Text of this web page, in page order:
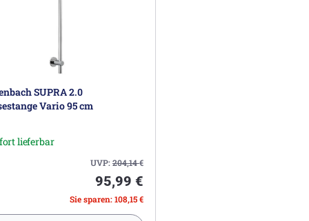
SUPRA 2.0
Vario 95 cm
lieferbar
UVP:204,14€
95,99 €
Sie sparen: 108,15 €